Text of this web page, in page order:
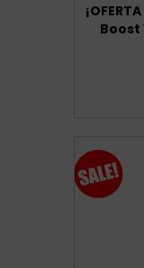
Boost